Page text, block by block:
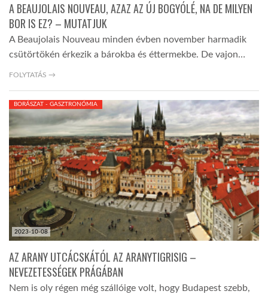
A BEAUJOLAIS NOUVEAU, AZAZ AZ ÚJ BOGYÓLÉ, NA DE MILYEN
BOR IS EZ? – MUTATJUK
A Beaujolais Nouveau minden évben november harmadik
csütörtökén érkezik a bárokba és éttermekbe. De vajon…
FOLYTATÁS →
2023-10-08
BORÁSZAT - GASZTRONÓMIA
AZ ARANY UTCÁCSKÁTÓL AZ ARANYTIGRISIG –
NEVEZETESSÉGEK PRÁGÁBAN
Nem is oly régen még szállóige volt, hogy Budapest szebb,